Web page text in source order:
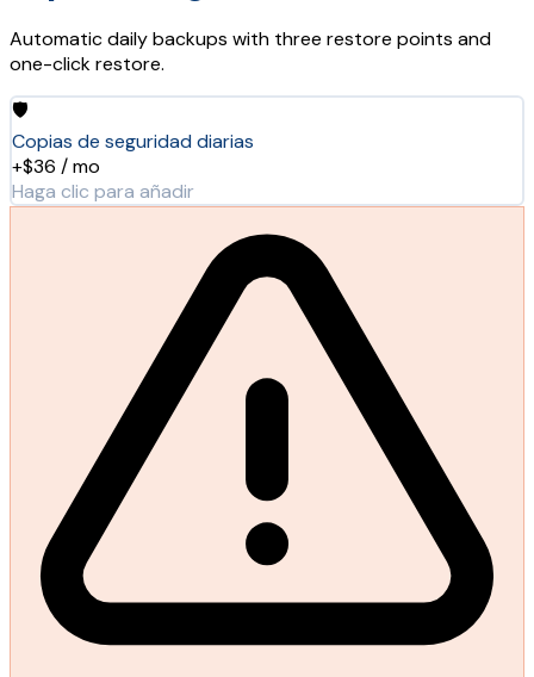
Automatic daily backups with three restore points and
one-click restore.
🛡️
Copias de seguridad diarias
+$36 / mo
Haga clic para añadir